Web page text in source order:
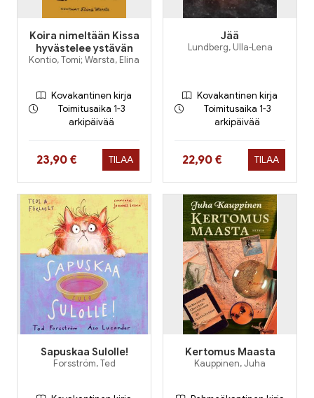
Koira nimeltään Kissa
hyvästelee ystävän
Kontio, Tomi; Warsta, Elina
Kovakantinen kirja
Toimitusaika 1-3
arkipäivää
Hinta nyt
23,90 € TILAA
Jää
Lundberg, Ulla-Lena
Kovakantinen kirja
Toimitusaika 1-3
arkipäivää
Hinta nyt
22,90 € TILAA
Sapuskaa Sulolle!
Forsström, Ted
Kertomus Maasta
Kauppinen, Juha